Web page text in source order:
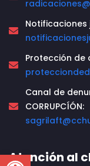
Open toolbar
Notificaciones
Protección de
Canal de
CORRUPCÍÓN:
Atención al